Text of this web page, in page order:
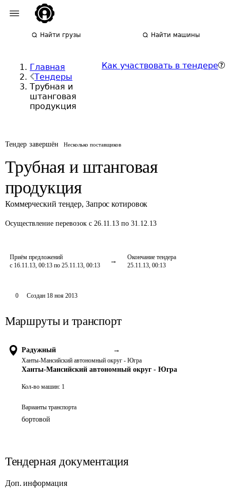
Найти грузы Найти машины
Главная
Тендеры
Трубная и
штанговая
продукция
Как участвовать в тендере
Тендер завершён Несколько поставщиков
Трубная и штанговая
продукция
Коммерческий тендер, Запрос котировок
Осуществление перевозок с 26.11.13 по 31.12.13
Приём предложений
с 16.11.13, 00:13 по 25.11.13, 00:13
Окончание тендера
25.11.13, 00:13
0 Создан 18 ноя 2013
Маршруты и транспорт
Радужный →
Ханты-Мансийский автономный округ - Югра
Ханты-Мансийский автономный округ - Югра
Кол-во машин: 1
Варианты транспорта
бортовой
Тендерная документация
Доп. информация